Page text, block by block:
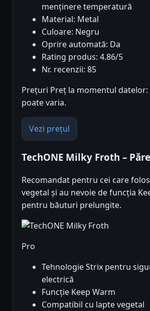
menținere temperatură
Material: Metal
Culoare: Negru
Oprire automată: Da
Rating produs: 4.86/5
Nr. recenzii: 85
Prețuri Preț la momentul datelor:
poate varia.
Vezi prețul
TechONE Milky Froth –
Recomandat pentru cei care
vegetal și au nevoie de funcția
pentru băuturi prelungite.
Pro
Tehnologie Strix pentru
electrică
Funcție Keep Warm
Compatibil cu lapte vegetal